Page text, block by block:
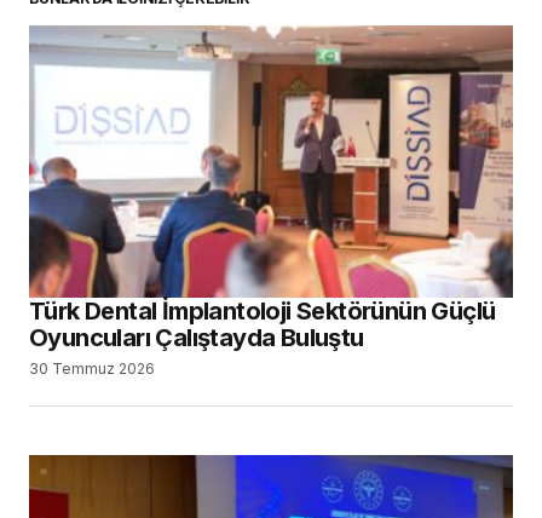
Türk Dental İmplantoloji Sektörünün Güçlü
Oyuncuları Çalıştayda Buluştu
30 Temmuz 2026